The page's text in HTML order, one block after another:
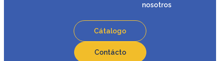
nosotros
Cátalogo
Contácto